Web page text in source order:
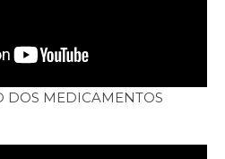
DOS MEDICAMENTOS